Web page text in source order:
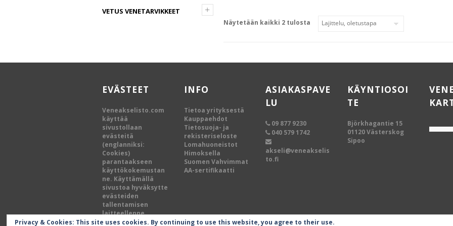
+
VETUS VENETARVIKKEET
Näytetään kaikki 2 tulosta
EVÄSTEET
Veneakselisto.com
käyttää
sivustollaan
evästeitä
(englanniksi:
Cookies)
parantaakseen
käyttökokemustan
ne. Käyttämällä
sivustoa hyväksytte
evästeiden
tallentamisen
laitteellenne.
INFO
Tietoa yrityksestä
Kauppaehdot
Tietosuoja- ja
rekisteriseloste
Lomahuoneistot
Himoksella
Suomen Vahvimmat
AA-sertifikaatti
ASIAKASPAVE
LU
09 877 9230
040 579 1742
akseli@veneakselis
to.fi
KÄYNTIOSOI
TE
Björkhagantie 15
01120 Västerskog
Sipoo
Privacy & Cookies: This site uses cookies. By continuing to use this website, you agree to their use.